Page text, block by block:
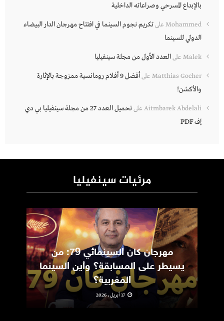
بالإبداع المسرحي وصراعاته الداخلية
Mohammed علىتكريم نجوم السينما في افتتاح مهرجان الدار البيضاء
الدولي للسينما
Malek علىالعدد الأول من مجلة سينفيليا
Matthias Gocher على
أفضل 9 أفلام رومانسية ممزوجة بالإثارة
والأكشن!
Aitmbarek Abdelali على
تحميل العدد 27 من مجلة سينفيليا بي دي
إف PDF
مرئيات سينفيليا
مهرجان كان السينمائي 79: من
يسيطر على المسابقة؟ وأين السينما
المغربية؟
17 أبريل، 2026